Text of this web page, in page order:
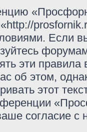
Если
эти
об этом,
этот
согласие с